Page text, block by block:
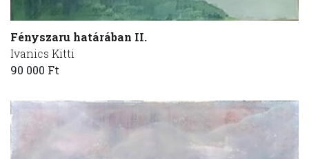
Fényszaru határában II.
Ivanics Kitti
90 000 Ft